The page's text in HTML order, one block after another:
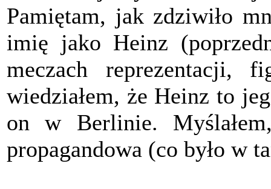
Pamiętam, jak zdziwiło
imię jako Heinz
meczach reprezentacji,
wiedziałem, że Heinz to
on w Berlinie.
propagandowa (co było w